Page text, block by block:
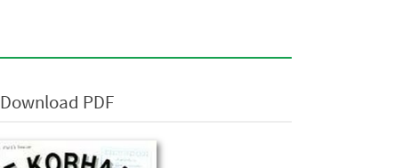
Download PDF